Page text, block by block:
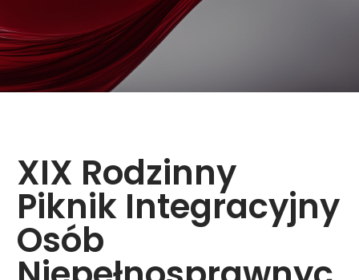
XIX Rodzinny
Piknik Integracyjny
Osób